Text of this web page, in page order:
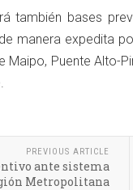
también bases
manera expedita
Maipo, Puente Alto-
PREVIOUS ARTICLE
ante sistema
Metropolitana